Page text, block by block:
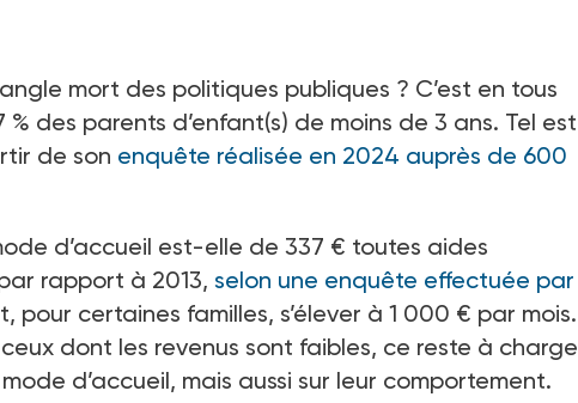
mort des politiques publiques ? C’est en tous
% des parents d’enfant(s) de moins de 3 ans. Tel est
de son enquête réalisée en 2024 auprès de 600
d’accueil est-elle de 337 € toutes aides
rapport à 2013, selon une enquête effectuée par
certaines familles, s’élever à 1 000 € par mois.
dont les revenus sont faibles, ce reste à charge
d’accueil, mais aussi sur leur comportement.